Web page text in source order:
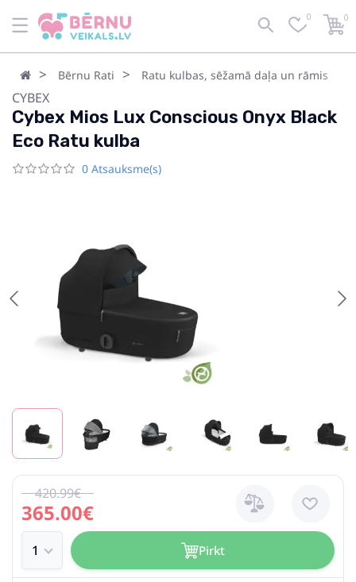
0 0
Bērnu Rati Ratu kulbas, sēžamā daļa un rāmis
CYBEX
Cybex Mios Lux Conscious Onyx Black
Eco Ratu kulba
0 Atsauksme(s)
365.00€
420.99€
Pirkt